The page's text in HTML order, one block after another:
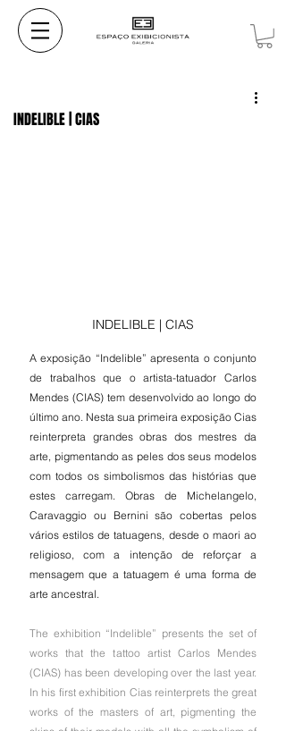
INDELIBLE | CIAS
INDELIBLE | CIAS
A exposição “Indelible” apresenta o conjunto
de trabalhos que o artista-tatuador Carlos
Mendes (CIAS) tem desenvolvido ao longo do
último ano. Nesta sua primeira exposição Cias
reinterpreta grandes obras dos mestres da
arte, pigmentando as peles dos seus modelos
com todos os simbolismos das histórias que
estes carregam. Obras de Michelangelo,
Caravaggio ou Bernini são cobertas pelos
vários estilos de tatuagens, desde o maori ao
religioso, com a intenção de reforçar a
mensagem que a tatuagem é uma forma de
arte ancestral.
The exhibition “Indelible” presents the set of
works that the tattoo artist Carlos Mendes
(CIAS) has been developing over the last year.
In his first exhibition Cias reinterprets the great
works of the masters of art, pigmenting the